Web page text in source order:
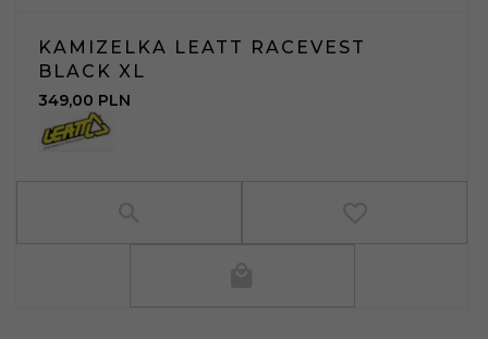
KAMIZELKA LEATT RACEVEST
BLACK XL
349,00 PLN